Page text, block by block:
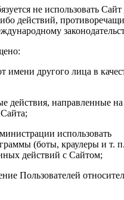
не использовать Сайт
действий,
имени другого лица в
действия, направленные
использовать
(боты, краулеры и т.
действий с Сайтом;
Пользователей